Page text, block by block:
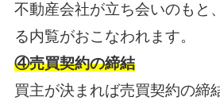
不動産会社が立ち会いのもと
る内覧がおこなわれます。
④売買契約の締結
買主が決まれば売買契約の締